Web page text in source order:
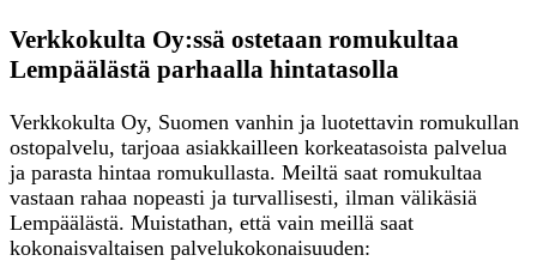
Verkkokulta Oy:ssä ostetaan romukultaa
Lempäälästä parhaalla hintatasolla
Verkkokulta Oy, Suomen vanhin ja luotettavin romukullan
ostopalvelu, tarjoaa asiakkailleen korkeatasoista palvelua
ja parasta hintaa romukullasta. Meiltä saat romukultaa
vastaan rahaa nopeasti ja turvallisesti, ilman välikäsiä
Lempäälästä. Muistathan, että vain meillä saat
kokonaisvaltaisen palvelukokonaisuuden: